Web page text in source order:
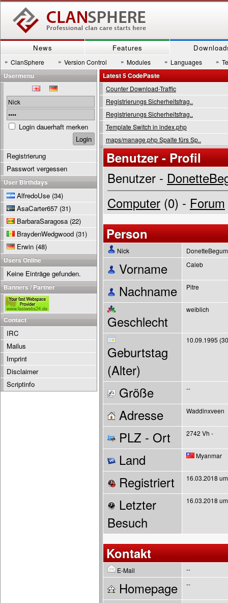
News Features
» ClanSphere » Version Control » Modules » Languages »
Latest 5 CodePaste
Counter Download-Traffic
Registrierungs Sicherheitsfrag..
Registrierungs Sicherheitsfrag..
Template Switch in index.php
maps/manage.php Spalte fürs Sp..
Benutzer - Profil
Benutzer -
Computer (0) - Forum
Person
Nick
Vorname Caleb
Nachname Pitre
Geschlecht
weiblich
Geburtstag
(Alter)
10.09.1995
Größe --
Adresse Waddinxveen
PLZ - Ort 2742 Vh -
Land Myanmar
Registriert 16.03.2018
Letzter
Besuch
16.03.2018
Kontakt
E-Mail --
Homepage --
Usermenu
Login dauerhaft merken
Registrierung
Passwort vergessen
User Birthdays
AlfredoUse (34)
AsaCarter657 (31)
BarbaraSaragosa (22)
BraydenWedgwood (31)
Erwin (48)
Users Online
Keine Einträge gefunden.
Banners / Partner
Contact
IRC
Mailus
Imprint
Disclaimer
Scriptinfo